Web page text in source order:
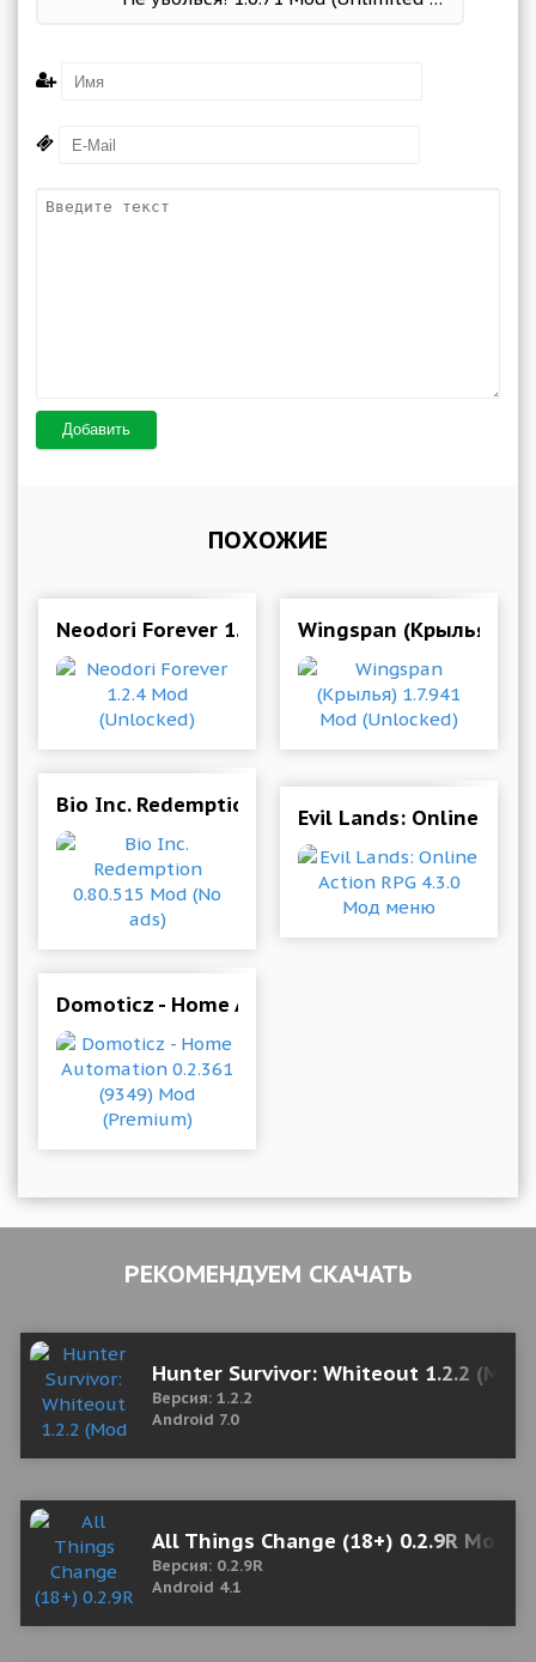
Добавить
ПОХОЖИЕ
Neodori Forever 1.2.4 Mod (Unlocked)
Wingspan (Крылья)
Bio Inc. Redemption 0.80.515 Mod (No ads)
Evil Lands: Online
Domoticz - Home Automation 0.2.361 (9349)
РЕКОМЕНДУЕМ СКАЧАТЬ
Hunter Survivor: Whiteout 1.2.2 (Mod
Версия: 1.2.2
Android 7.0
All Things Change (18+) 0.2.9R Мод
Версия: 0.2.9R
Android 4.1